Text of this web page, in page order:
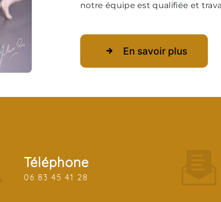
notre équipe est qualifiée et
En savoir plus
Téléphone
06 83 45 41 28